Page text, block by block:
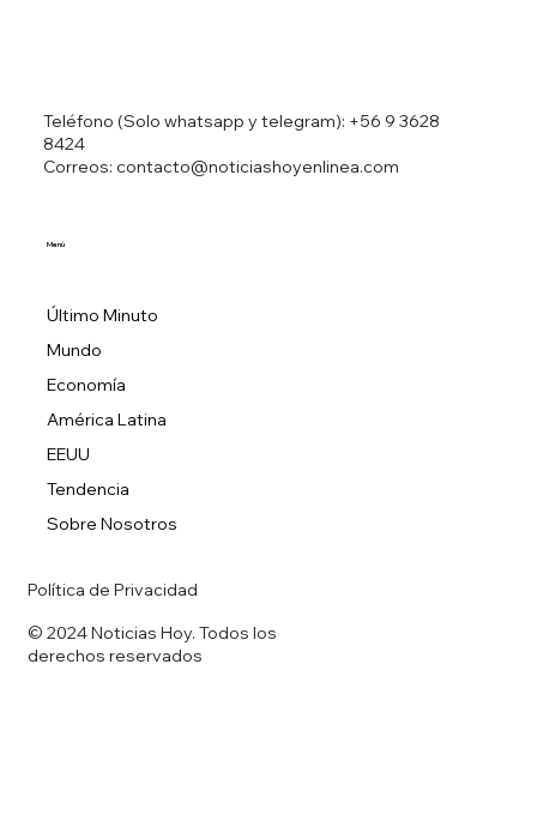
Teléfono (Solo whatsapp y telegram): +56 9 3628
8424
Correos: contacto@noticiashoyenlinea.com
Último Minuto
Mundo
Economía
América Latina
EEUU
Tendencia
Sobre Nosotros
Menú
Política de Privacidad
© 2024 Noticias Hoy. Todos los
derechos reservados